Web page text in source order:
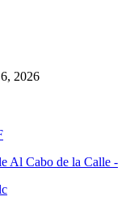
2026
Al Cabo de la Calle -